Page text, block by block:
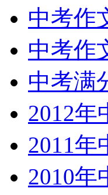
中考作
中考作
中考满
2012年
2011年
2010年